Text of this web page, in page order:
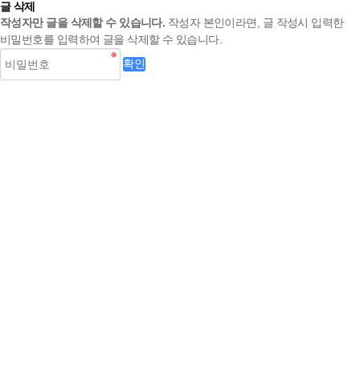
글 삭제
작성자만 글을 삭제할 수 있습니다. 작성자 본인이라면, 글 작성시 입력한
비밀번호를 입력하여 글을 삭제할 수 있습니다.